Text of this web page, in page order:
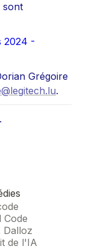
sont
2024 -
Grégoire
.
Code
Dalloz
de l'IA